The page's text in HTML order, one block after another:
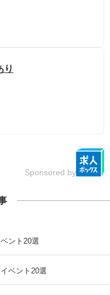
り
Sponsored by
ント20選
ベント20選